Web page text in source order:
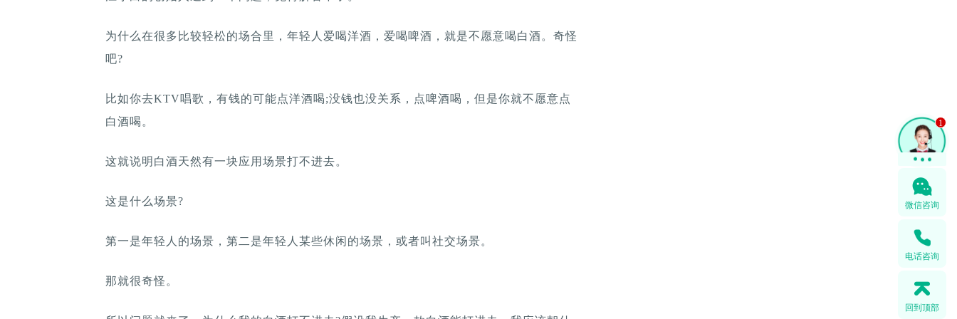
为什么在很多比较轻松的场合里，年轻人爱喝洋酒，爱喝啤酒，就是不愿意喝白酒。奇怪
吧?
比如你去KTV唱歌，有钱的可能点洋酒喝;没钱也没关系，点啤酒喝，但是你就不愿意点
白酒喝。
这就说明白酒天然有一块应用场景打不进去。
这是什么场景?
第一是年轻人的场景，第二是年轻人某些休闲的场景，或者叫社交场景。
那就很奇怪。
1
微信咨询
电话咨询
回到顶部